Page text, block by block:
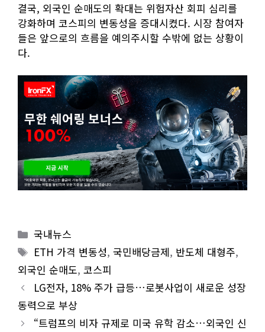
결국, 외국인 순매도의 확대는 위험자산 회피 심리를
강화하며 코스피의 변동성을 증대시켰다. 시장 참여자
들은 앞으로의 흐름을 예의주시할 수밖에 없는 상황이
다.
Categories
국내뉴스
Tags
ETH 가격 변동성,국민배당금제, 반도체 대형주,
외국인 순매도, 코스피
LG전자, 18% 주가 급등…로봇사업이 새로운 성장
동력으로 부상
“트럼프의 비자 규제로 미국 유학 감소…외국인 신